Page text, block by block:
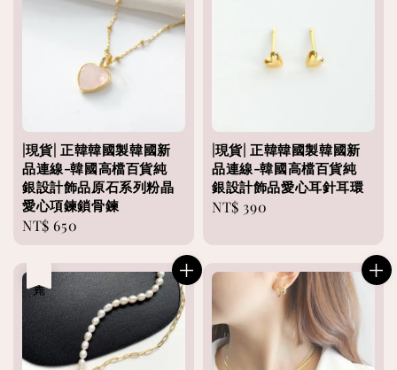
|現貨| 正韓韓國製韓國新
品連線-韓國高檔百貨純
銀設計飾品原石系列粉晶
愛心項鍊鎖骨鍊
Regular
NT$ 650
|現貨| 正韓韓國製韓國新
品連線-韓國高檔百貨純
銀設計飾品愛心耳針耳環
Regular
NT$ 390